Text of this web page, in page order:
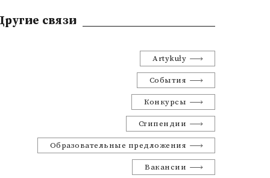
связи
Artykuły
События
Конкурсы
Стипендии
Образовательные предложения
Вакансии